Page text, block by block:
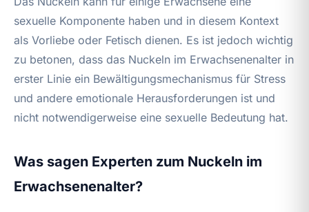
sexuelle Komponente haben und in diesem Kontext
als Vorliebe oder Fetisch dienen. Es ist jedoch wichtig
zu betonen, dass das Nuckeln im Erwachsenenalter in
erster Linie ein Bewältigungsmechanismus für Stress
und andere emotionale Herausforderungen ist und
nicht notwendigerweise eine sexuelle Bedeutung hat.
Was sagen Experten zum Nuckeln im
Erwachsenenalter?